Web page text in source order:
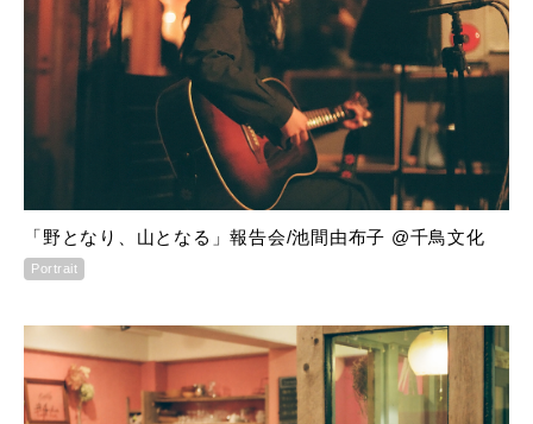
「野となり、山となる」報告会/池間由布子 @千鳥文化
Portrait